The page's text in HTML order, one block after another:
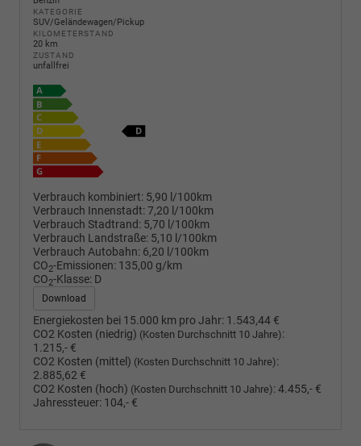
KATEGORIE
SUV/Geländewagen/Pickup
KILOMETERSTAND
20 km
ZUSTAND
unfallfrei
Verbrauch kombiniert: 5,90 l/100km
Verbrauch Innenstadt:7,20 l/100km
Verbrauch Stadtrand: 5,70 l/100km
Verbrauch Landstraße: 5,10 l/100km
Verbrauch Autobahn: 6,20 l/100km
CO2-Emissionen: 135,00 g/km
CO2-Klasse: D
Download
Energiekosten bei 15.000 km pro Jahr: 1.543,44 €
CO2 Kosten (niedrig) (Kosten Durchschnitt 10 Jahre):
1.215,- €
CO2 Kosten (mittel) (Kosten Durchschnitt 10 Jahre):
2.885,62 €
CO2 Kosten (hoch) (Kosten Durchschnitt 10 Jahre):4.455,- €
Jahressteuer: 104,- €